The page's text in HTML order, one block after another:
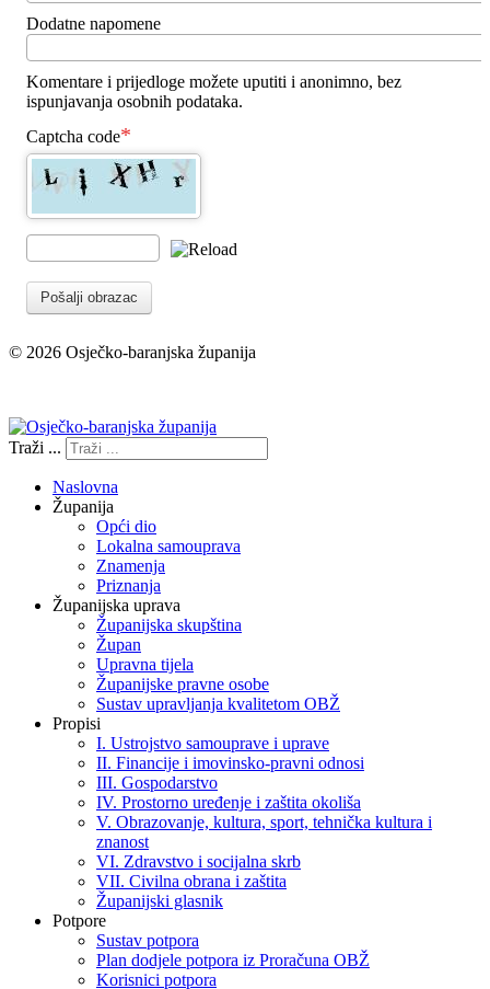
Dodatne napomene
Komentare i prijedloge možete uputiti i anonimno, bez
ispunjavanja osobnih podataka.
Captcha code
Pošalji obrazac
© 2026 Osječko-baranjska županija
Traži ...
Naslovna
Županija
Opći dio
Lokalna samouprava
Znamenja
Priznanja
Županijska uprava
Županijska skupština
Župan
Upravna tijela
Županijske pravne osobe
Sustav upravljanja kvalitetom OBŽ
Propisi
I. Ustrojstvo samouprave i uprave
II. Financije i imovinsko-pravni odnosi
III. Gospodarstvo
IV. Prostorno uređenje i zaštita okoliša
V. Obrazovanje, kultura, sport, tehnička kultura i
znanost
VI. Zdravstvo i socijalna skrb
VII. Civilna obrana i zaštita
Županijski glasnik
Potpore
Sustav potpora
Plan dodjele potpora iz Proračuna OBŽ
Korisnici potpora